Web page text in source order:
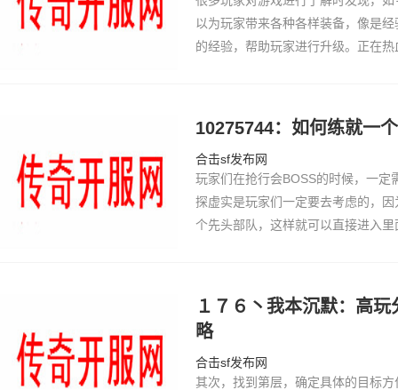
以为玩家带来各种各样装备，像是
的经验，帮助玩家进行升级。正在
10275744：如何练就一
合击sf发布网
玩家们在抢行会BOSS的时候，一定
探虚实是玩家们一定要去考虑的，
个先头部队，这样就可以直接进入
１７６丶我本沉默：高
略
合击sf发布网
其次，找到第层，确定具体的目标